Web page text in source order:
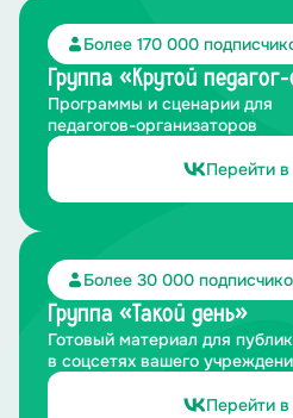
Более 170 000
Группа «Крутой
Программы и сценарии для
педагогов-организаторов
Перейти в
Более 30 000
Группа «Такой день»
Готовый материал для
в соцсетях вашего
Перейти в